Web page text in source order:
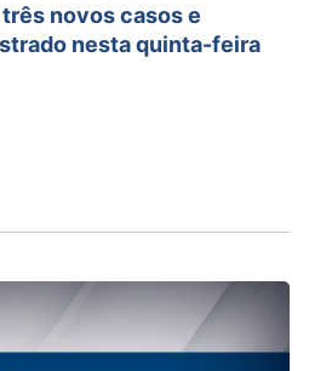
novos casos e
nesta quinta-feira